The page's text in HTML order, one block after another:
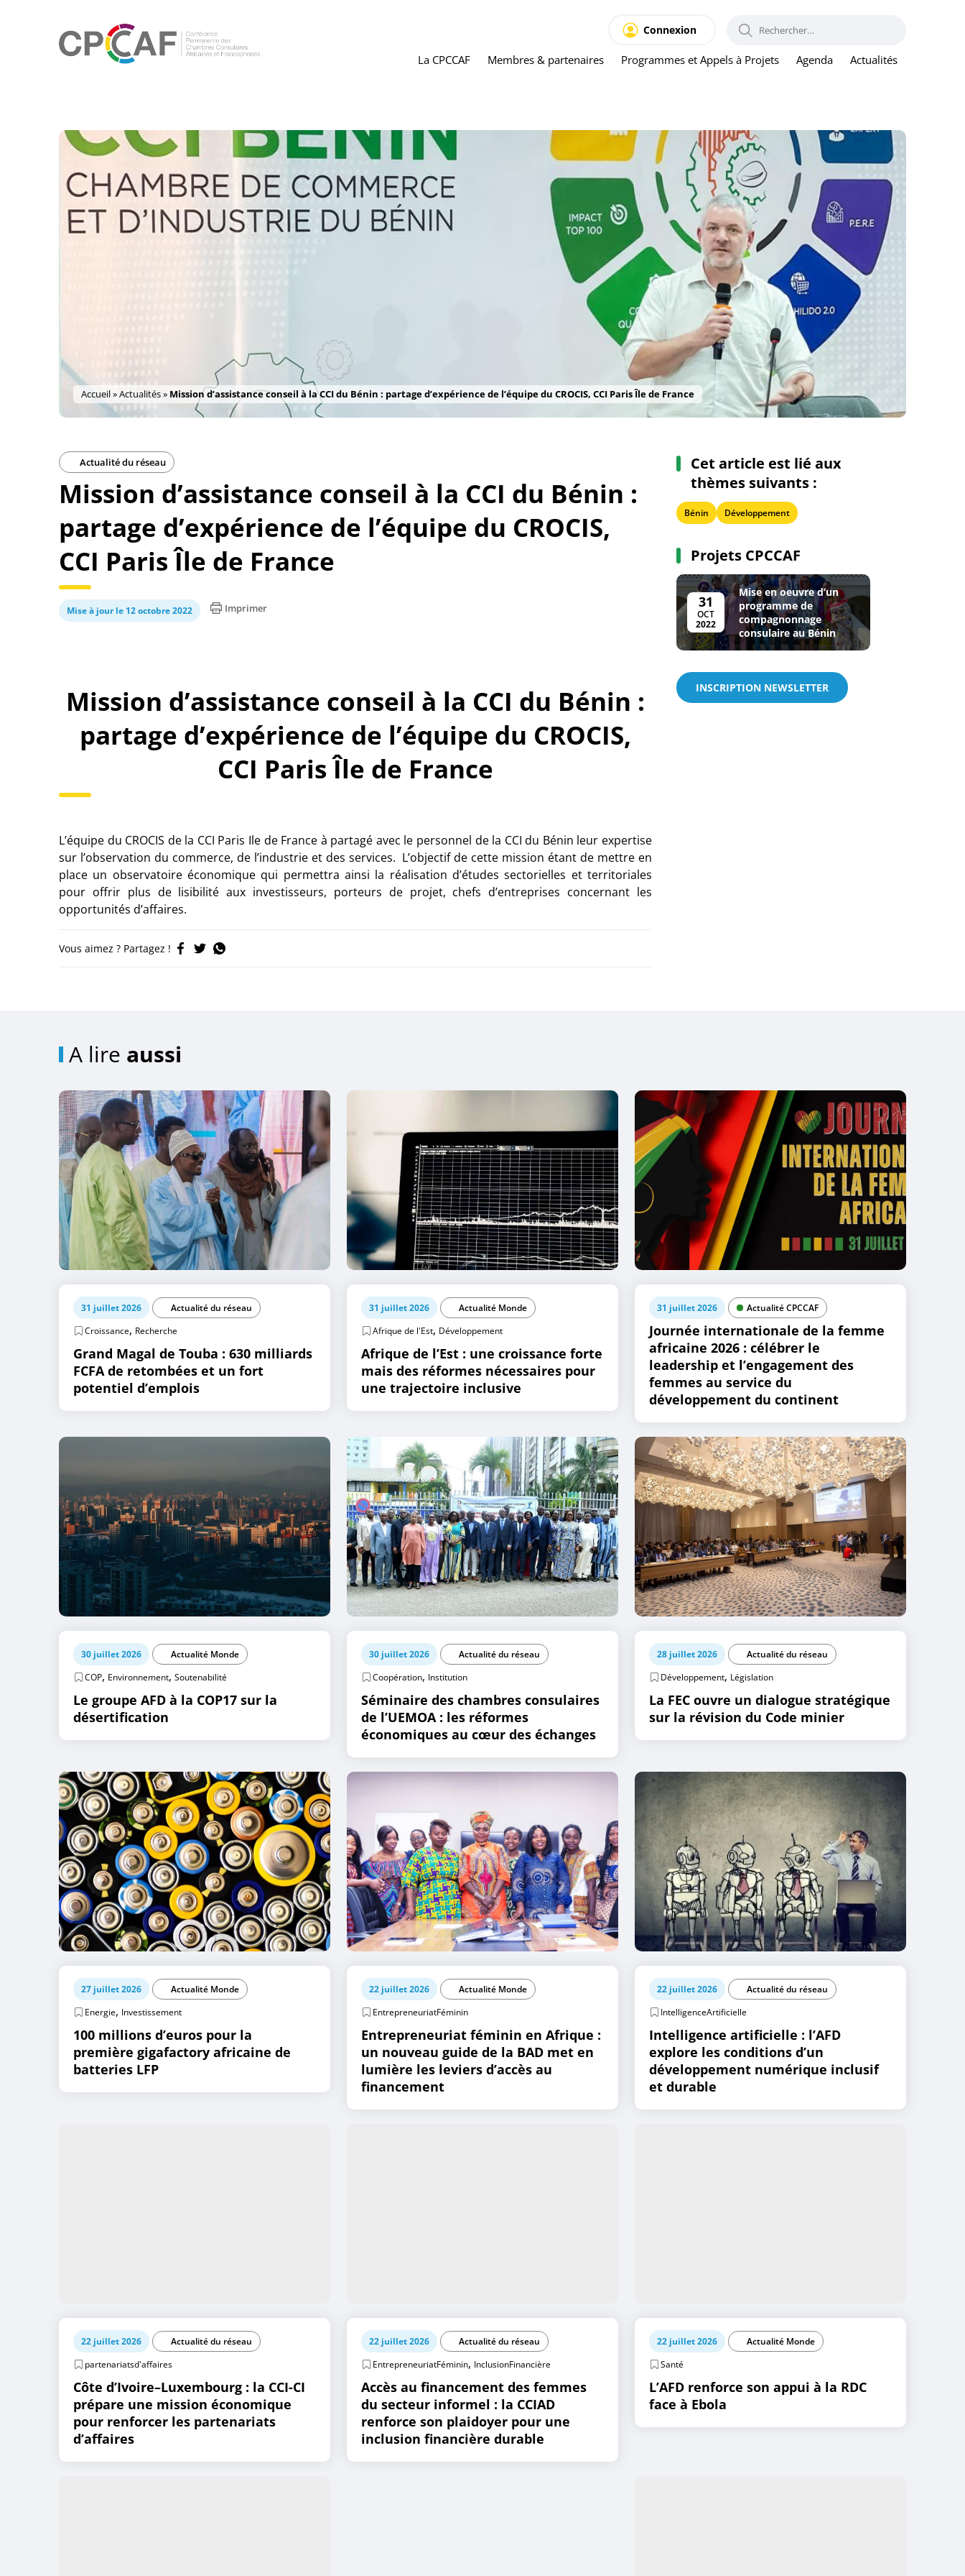
La CPCCAF Membres & partenaires Programmes et Appels à Projets Agenda Actualités
Connexion RECHERCHER :
Accueil»Actualités» Mission d’assistance conseil à la CCI du Bénin : partage d’expérience de l’équipe du CROCIS, CCI Paris Île de France
Actualité du réseau
Mission d’assistance conseil à la CCI du Bénin :
partage d’expérience de l’équipe du CROCIS,
CCI Paris Île de France
Mise à jour le 12 octobre 2022 Imprimer
Mission d’assistance conseil à la CCI du Bénin :
partage d’expérience de l’équipe du CROCIS,
CCI Paris Île de France
L’équipe du CROCIS de la CCI Paris Ile de France à partagé avec le personnel de la CCI du Bénin leur expertise
sur l’observation du commerce, de l’industrie et des services. L’objectif de cette mission étant de mettre en
place un observatoire économique qui permettra ainsi la réalisation d’études sectorielles et territoriales
pour offrir plus de lisibilité aux investisseurs, porteurs de projet, chefs d’entreprises concernant les
opportunités d’affaires.
Vous aimez ? Partagez !
Cet article est lié aux
thèmes suivants :
Bénin Développement
Projets CPCCAF
31
OCT
2022
Mise en oeuvre d’un
programme de
compagnonnage
consulaire au Bénin
INSCRIPTION NEWSLETTER
A lire aussi
31 juillet 2026
Actualité du réseau
Croissance, Recherche
Grand Magal de Touba : 630 milliards
FCFA de retombées et un fort
potentiel d’emplois
31 juillet 2026
Actualité Monde
Afrique de l'Est, Développement
Afrique de l’Est : une croissance forte
mais des réformes nécessaires pour
une trajectoire inclusive
31 juillet 2026 Actualité CPCCAF
Journée internationale de la femme
africaine 2026 : célébrer le
leadership et l’engagement des
femmes au service du
développement du continent
30 juillet 2026
Actualité Monde
COP, Environnement, Soutenabilité
Le groupe AFD à la COP17 sur la
désertification
30 juillet 2026
Actualité du réseau
Coopération, Institution
Séminaire des chambres consulaires
de l’UEMOA : les réformes
économiques au cœur des échanges
28 juillet 2026
Actualité du réseau
Développement, Législation
La FEC ouvre un dialogue stratégique
sur la révision du Code minier
27 juillet 2026
Actualité Monde
Energie, Investissement
100 millions d’euros pour la
première gigafactory africaine de
batteries LFP
22 juillet 2026
Actualité Monde
EntrepreneuriatFéminin
Entrepreneuriat féminin en Afrique :
un nouveau guide de la BAD met en
lumière les leviers d’accès au
financement
22 juillet 2026
Actualité du réseau
IntelligenceArtificielle
Intelligence artificielle : l’AFD
explore les conditions d’un
développement numérique inclusif
et durable
22 juillet 2026
Actualité du réseau
partenariatsd'affaires
Côte d’Ivoire–Luxembourg : la CCI-CI
prépare une mission économique
pour renforcer les partenariats
d’affaires
22 juillet 2026
Actualité du réseau
EntrepreneuriatFéminin, InclusionFinancière
Accès au financement des femmes
du secteur informel : la CCIAD
renforce son plaidoyer pour une
inclusion financière durable
22 juillet 2026
Actualité Monde
Santé
L’AFD renforce son appui à la RDC
face à Ebola